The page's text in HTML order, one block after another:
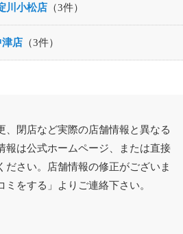
川小松店 （3件）
津店 （3件）
、閉店など実際の店舗情報と異なる
報は公式ホームページ、または直接
ださい。店舗情報の修正がございま
をする」よりご連絡下さい。